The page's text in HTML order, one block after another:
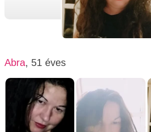
Abra, 51 éves